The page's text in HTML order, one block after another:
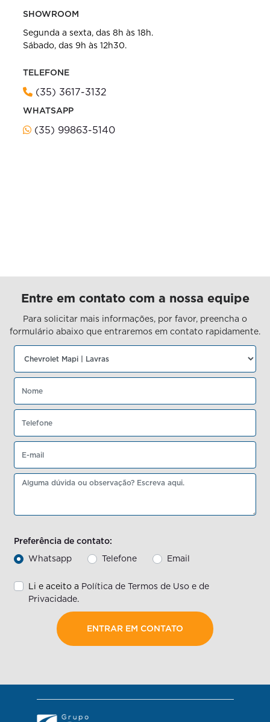
SHOWROOM
Segunda a sexta, das 8h às 18h.
Sábado, das 9h às 12h30.
TELEFONE
(35) 3617-3132
WHATSAPP
(35) 99863-5140
Entre em contato com a nossa equipe
Para solicitar mais informações, por favor, preencha o
formulário abaixo que entraremos em contato rapidamente.
Preferência de contato:
Whatsapp
Telefone Email
Li e aceito a Política de Termos de Uso e de
Privacidade.
ENTRAR EM CONTATO